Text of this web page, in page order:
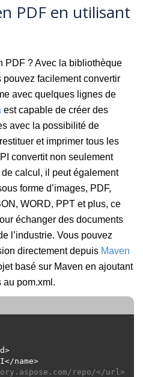
PDF en utilisant
PDF ? Avec la bibliothèque
facilement convertir
avec quelques lignes de
est capable de créer des
avec la possibilité de
et imprimer tous les
convertit non seulement
calcul, il peut également
forme d’images, PDF,
WORD, PPT et plus, ce
échanger des documents
l’industrie. Vous pouvez
directement depuis Maven
basé sur Maven en ajoutant
au pom.xml.
repo/</url>